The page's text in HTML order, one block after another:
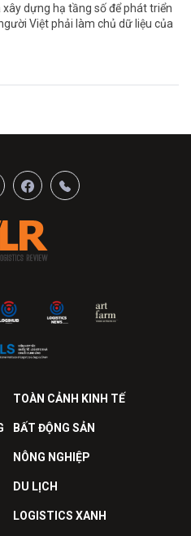
dựng hạ tầng số để phát triển
Việt phải làm chủ dữ liệu của
TOÀN CẢNH KINH TẾ
BẤT ĐỘNG SẢN
NÔNG NGHIỆP
DU LỊCH
LOGISTICS XANH